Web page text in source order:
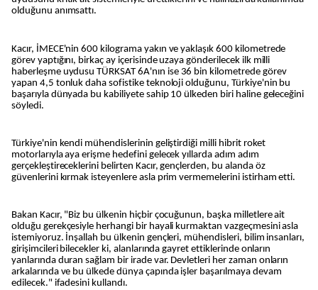
olduğunu anımsattı.
Kacır, İMECE'nin 600 kilograma yakın ve yaklaşık 600 kilometrede
görev yaptığını, birkaç ay içerisinde uzaya gönderilecek ilk milli
haberleşme uydusu TÜRKSAT 6A'nın ise 36 bin kilometrede görev
yapan 4,5 tonluk daha sofistike teknoloji olduğunu, Türkiye'nin bu
başarıyla dünyada bu kabiliyete sahip 10 ülkeden biri haline geleceğini
söyledi.
Türkiye'nin kendi mühendislerinin geliştirdiği milli hibrit roket
motorlarıyla aya erişme hedefini gelecek yıllarda adım adım
gerçekleştireceklerini belirten Kacır, gençlerden, bu alanda öz
güvenlerini kırmak isteyenlere asla prim vermemelerini istirham etti.
Bakan Kacır, "Biz bu ülkenin hiçbir çocuğunun, başka milletlere ait
olduğu gerekçesiyle herhangi bir hayali kurmaktan vazgeçmesini asla
istemiyoruz. İnşallah bu ülkenin gençleri, mühendisleri, bilim insanları,
girişimcileri bilecekler ki, alanlarında gayret ettiklerinde onların
yanlarında duran sağlam bir irade var. Devletleri her zaman onların
arkalarında ve bu ülkede dünya çapında işler başarılmaya devam
edilecek." ifadesini kullandı.